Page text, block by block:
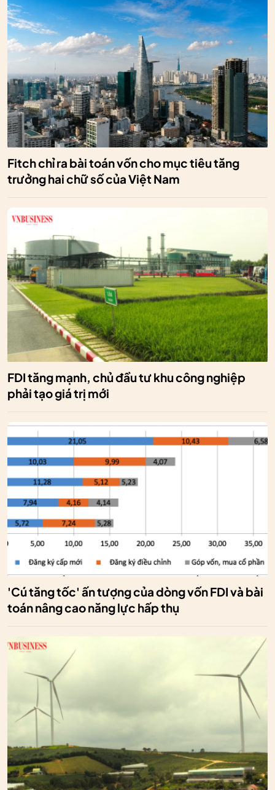
Fitch chỉ ra bài toán vốn cho mục tiêu tăng
trưởng hai chữ số của Việt Nam
FDI tăng mạnh, chủ đầu tư khu công nghiệp
phải tạo giá trị mới
'Cú tăng tốc' ấn tượng của dòng vốn FDI và bài
toán nâng cao năng lực hấp thụ